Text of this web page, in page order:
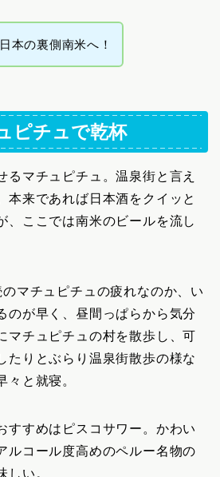
本の裏側南米へ！
ピチュで乾杯
るマチュピチュ。温泉街と言え
本来であれば日本酒をクイッと
、ここでは南米のビールを流し
マチュピチュの疲れなのか、い
のが早く、昼間っぱらから気分
マチュピチュの村を散歩し、可
たりとぶらり温泉街散歩の様な
々と就寝。
すすめはピスコサワー。かわい
ルコール度高めのペルー名物の
しい。